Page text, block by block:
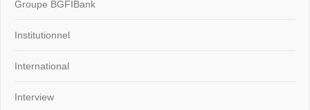
Groupe BGFIBank
Institutionnel
International
Interview